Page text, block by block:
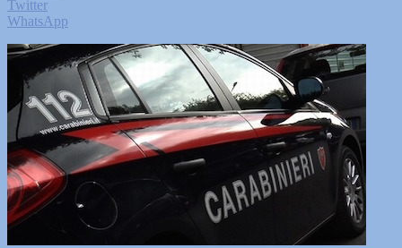
Twitter
WhatsApp